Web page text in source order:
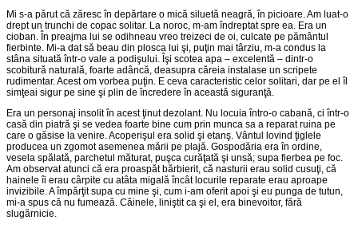
Mi s-a părut că zăresc în depărtare o mică siluetă neagră, în picioare. Am luat-o
drept un trunchi de copac solitar. La noroc, m-am îndreptat spre ea. Era un
cioban. În preajma lui se odihneau vreo treizeci de oi, culcate pe pământul
fierbinte. Mi-a dat să beau din plosca lui şi, puţin mai târziu, m-a condus la
stâna situată într-o vale a podişului. Îşi scotea apa – excelentă – dintr-o
scobitură naturală, foarte adâncă, deasupra căreia instalase un scripete
rudimentar. Acest om vorbea puţin. E ceva caracteristic celor solitari, dar pe el îl
simţeai sigur pe sine şi plin de încredere în această siguranţă.
Era un personaj insolit în acest ţinut dezolant. Nu locuia întro-o cabană, ci într-o
casă din piatră şi se vedea foarte bine cum prin munca sa a reparat ruina pe
care o găsise la venire. Acoperişul era solid şi etanş. Vântul lovind ţiglele
producea un zgomot asemenea mării pe plajă. Gospodăria era în ordine,
vesela spălată, parchetul măturat, puşca curăţată şi unsă; supa fierbea pe foc.
Am observat atunci că era proaspăt bărbierit, că nasturii erau solid cusuţi, că
hainele îi erau cârpite cu atâta migală încât locurile reparate erau aproape
invizibile. A împărţit supa cu mine şi, cum i-am oferit apoi şi eu punga de tutun,
mi-a spus că nu fumează. Câinele, liniştit ca şi el, era binevoitor, fără
slugărnicie.